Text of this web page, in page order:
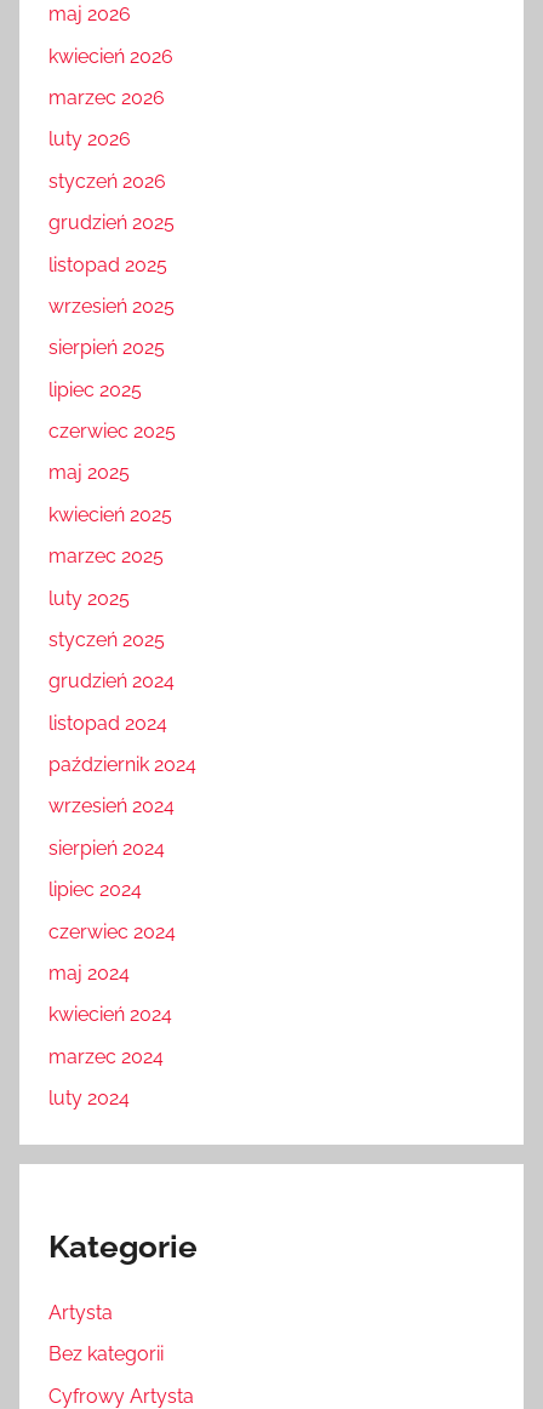
maj 2026
kwiecień 2026
marzec 2026
luty 2026
styczeń 2026
grudzień 2025
listopad 2025
wrzesień 2025
sierpień 2025
lipiec 2025
czerwiec 2025
maj 2025
kwiecień 2025
marzec 2025
luty 2025
styczeń 2025
grudzień 2024
listopad 2024
październik 2024
wrzesień 2024
sierpień 2024
lipiec 2024
czerwiec 2024
maj 2024
kwiecień 2024
marzec 2024
luty 2024
Kategorie
Artysta
Bez kategorii
Cyfrowy Artysta